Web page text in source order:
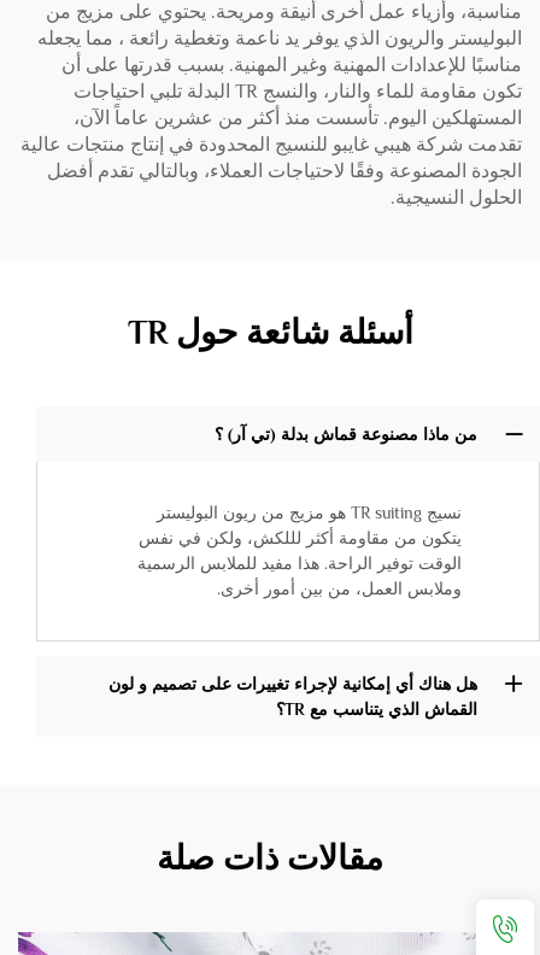
مناسبة، وأزياء عمل أخرى أنيقة ومريحة. يحتوي على مزيج من
البوليستر والريون الذي يوفر يد ناعمة وتغطية رائعة ، مما يجعله
مناسبًا للإعدادات المهنية وغير المهنية. بسبب قدرتها على أن
تكون مقاومة للماء والنار، والنسج TR البدلة تلبي احتياجات
المستهلكين اليوم. تأسست منذ أكثر من عشرين عاماً الآن،
تقدمت شركة هيبي غايبو للنسيج المحدودة في إنتاج منتجات عالية
الجودة المصنوعة وفقًا لاحتياجات العملاء، وبالتالي تقدم أفضل
الحلول النسيجية.
أسئلة شائعة حول TR
من ماذا مصنوعة قماش بدلة (تي آر) ؟
نسيج TR suiting هو مزيج من ريون البوليستر
يتكون من مقاومة أكثر لللكش، ولكن في نفس
الوقت توفير الراحة. هذا مفيد للملابس الرسمية
وملابس العمل، من بين أمور أخرى.
هل هناك أي إمكانية لإجراء تغييرات على تصميم و لون
القماش الذي يتناسب مع TR؟
مقالات ذات صلة